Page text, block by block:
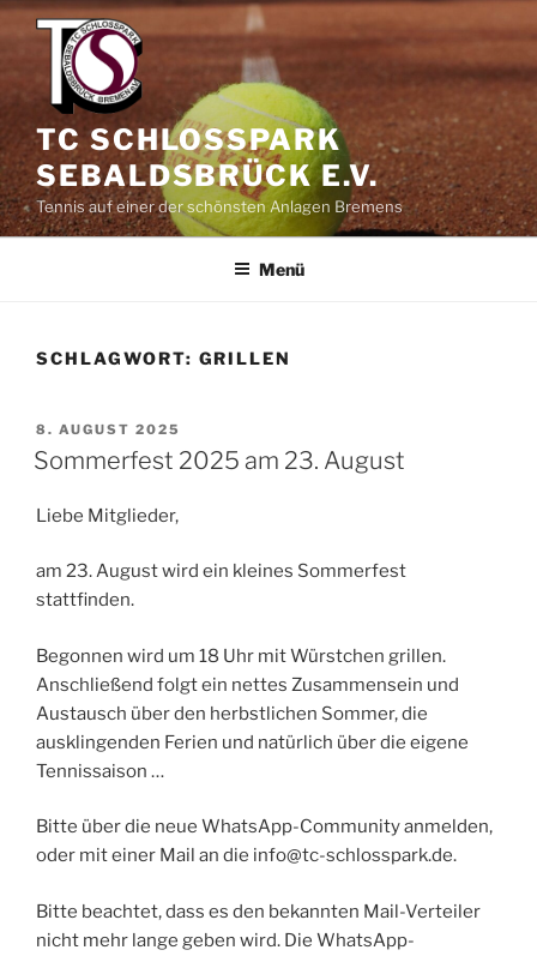
Zum
Inhalt
springen
TC SCHLOSSPARK
SEBALDSBRÜCK E.V.
Tennis auf einer der schönsten Anlagen Bremens
Menü
SCHLAGWORT: GRILLEN
VERÖFFENTLICHT
AM
8. AUGUST 2025
Sommerfest 2025 am 23. August
Liebe Mitglieder,
am 23. August wird ein kleines Sommerfest
stattfinden.
Begonnen wird um 18 Uhr mit Würstchen grillen.
Anschließend folgt ein nettes Zusammensein und
Austausch über den herbstlichen Sommer, die
ausklingenden Ferien und natürlich über die eigene
Tennissaison …
Bitte über die neue WhatsApp-Community anmelden,
oder mit einer Mail an die info@tc-schlosspark.de.
Bitte beachtet, dass es den bekannten Mail-Verteiler
nicht mehr lange geben wird. Die WhatsApp-